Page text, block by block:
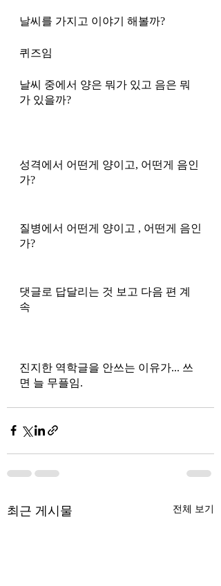
날씨를 가지고 이야기 해볼까?
퀴즈임
날씨 중에서 양은 뭐가 있고 음은 뭐
가 있을까?
성격에서 어떤게 양이고, 어떤게 음인
가?
질병에서 어떤게 양이고 , 어떤게 음인
가?
댓글로 답달리는 것 보고 다음 편 계
속
진지한 역학글을 안쓰는 이유가... 쓰
면 늘 무플임.
최근 게시물 전체 보기